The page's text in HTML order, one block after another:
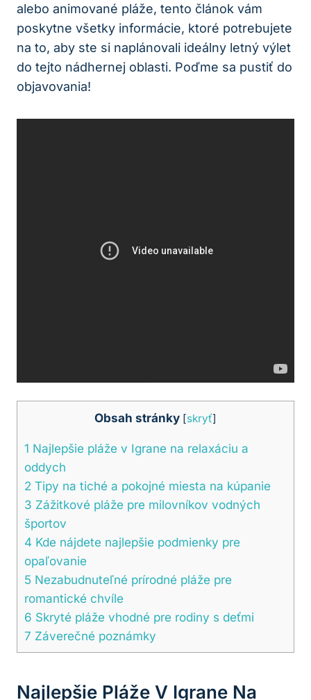
alebo animované pláže, tento článok vám
poskytne všetky informácie, ktoré potrebujete
na to, aby ste si naplánovali ideálny letný výlet
do tejto nádhernej oblasti. Poďme sa pustiť do
objavovania!
Obsah stránky [skryť]
1 Najlepšie pláže v Igrane na relaxáciu a
oddych
2 Tipy na tiché a pokojné miesta na kúpanie
3 Zážitkové pláže pre milovníkov vodných
športov
4 Kde nájdete najlepšie podmienky pre
opaľovanie
5 Nezabudnuteľné prírodné pláže pre
romantické chvíle
6 Skryté pláže vhodné pre rodiny s deťmi
7 Záverečné poznámky
Najlepšie Pláže V Igrane Na